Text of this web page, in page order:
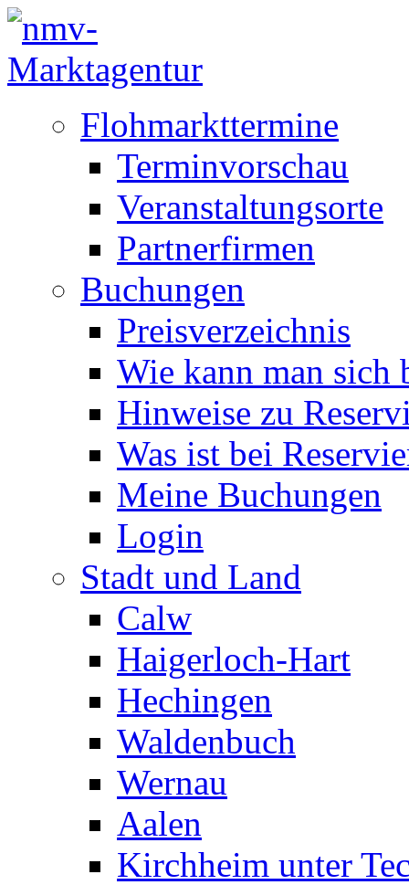
Flohmarkttermine
Terminvorschau
Veranstaltungsorte
Partnerfirmen
Buchungen
Preisverzeichnis
Wie kann man sich
Hinweise zu
Was ist bei
Meine Buchungen
Login
Stadt und Land
Calw
Haigerloch-Hart
Hechingen
Waldenbuch
Wernau
Aalen
Kirchheim unter